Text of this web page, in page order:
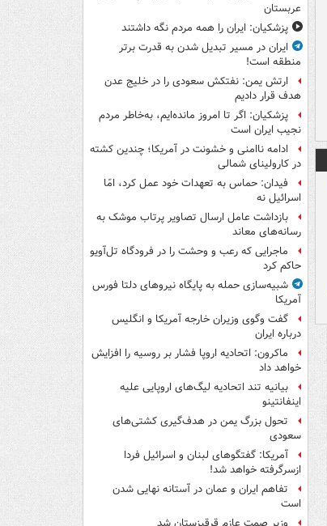
عربستان
پزشکیان: ایران را همه مردم نگه داشتند
ایران در مسیر تبدیل شدن به قدرت برتر
منطقه است!
ارتش یمن: نفتکش سعودی را در خلیج عدن
هدف قرار دادیم
پزشکیان: اگر تا امروز مانده‌ایم، به‌خاطر مردم
نجیب ایران است
ادامه ناامنی و خشونت در آمریکا؛ چندین کشته
در کارولینای شمالی
فیدان: حماس به تعهدات خود عمل کرد، امّا
اسرائیل نه
بازداشت عامل ارسال تصاویر پرتاب موشک به
رسانه‌های معاند
ماجرایی که رعب و وحشت را در فرودگاه تل‌آویو
حاکم کرد
شبیه‌سازی حمله به پایگاه نیروهای دلتا فورس
آمریکا
گفت وگوی وزیران خارجه آمریکا و انگلیس
درباره ایران
ماکرون: اتحادیه اروپا فشار بر روسیه را افزایش
خواهد داد
بیانیه تند اتحادیه لیگ‌های اروپایی علیه
اینفانتینو
تحول بزرگ یمن در هدف‌گیری کشتی‌های
سعودی
آمریکا: گفتگوهای لبنان و اسرائیل فردا
ازسرگرفته خواهد شد!
تفاهم ایران و عمان در آستانه نهایی شدن
است